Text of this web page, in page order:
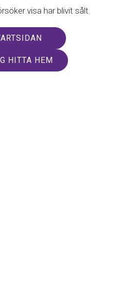
visa har blivit sålt.
HITTA HEM